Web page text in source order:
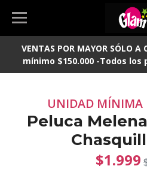
VENTAS POR MAYOR SÓLO A
mínimo $150.000 -Todos los
UNIDAD MÍNIMA
Peluca
$1.999